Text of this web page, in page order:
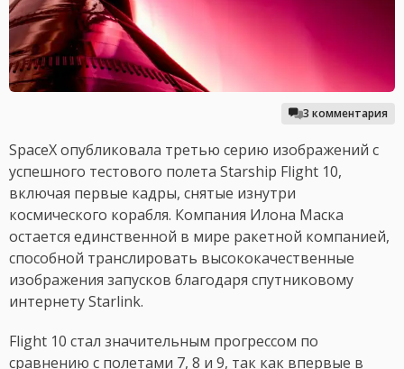
3 комментария
SpaceX опубликовала третью серию изображений с
успешного тестового полета Starship Flight 10,
включая первые кадры, снятые изнутри
космического корабля. Компания Илона Маска
остается единственной в мире ракетной компанией,
способной транслировать высококачественные
изображения запусков благодаря спутниковому
интернету Starlink.
Flight 10 стал значительным прогрессом по
сравнению с полетами 7, 8 и 9, так как впервые в